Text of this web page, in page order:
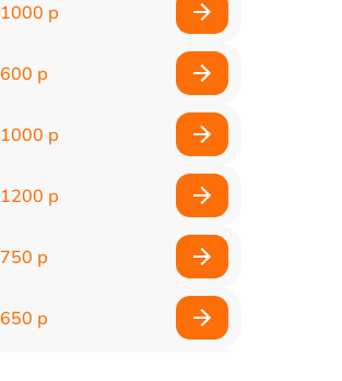
1000 р
600 р
1000 р
1200 р
750 р
650 р